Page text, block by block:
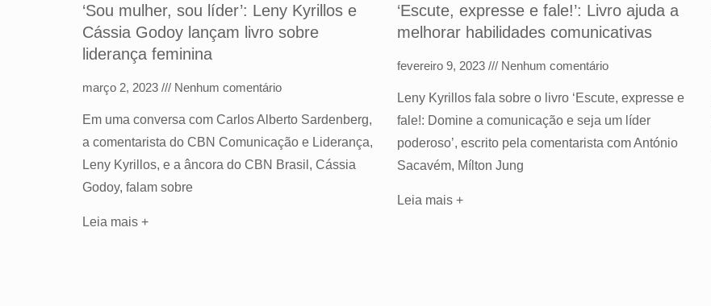
‘Sou mulher, sou líder’: Leny Kyrillos e
Cássia Godoy lançam livro sobre
liderança feminina
março 2, 2023 Nenhum comentário
Em uma conversa com Carlos Alberto Sardenberg,
a comentarista do CBN Comunicação e Liderança,
Leny Kyrillos, e a âncora do CBN Brasil, Cássia
Godoy, falam sobre
Leia mais +
‘Escute, expresse e fale!’: Livro ajuda a
melhorar habilidades comunicativas
fevereiro 9, 2023 Nenhum comentário
Leny Kyrillos fala sobre o livro ‘Escute, expresse e
fale!: Domine a comunicação e seja um líder
poderoso’, escrito pela comentarista com António
Sacavém, Mílton Jung
Leia mais +